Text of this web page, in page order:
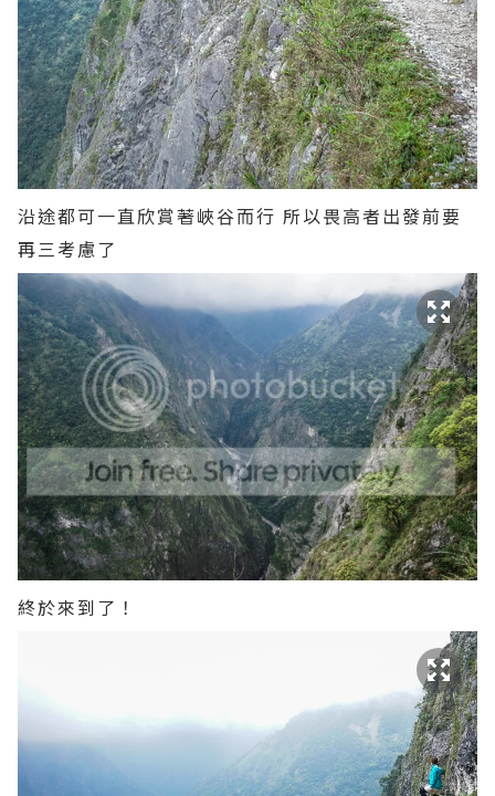
沿途都可一直欣賞著峽谷而行 所以畏高者出發前要
再三考慮了
終於來到了！